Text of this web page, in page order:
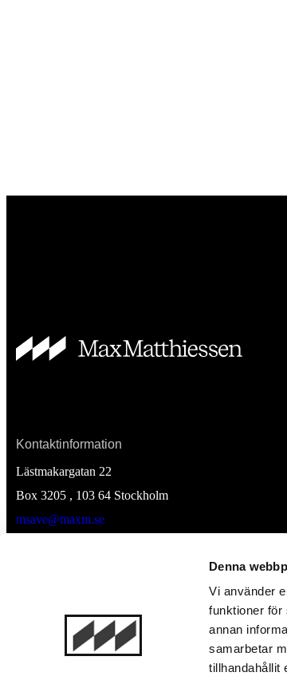
Denna
Vi använder
funktioner för
annan
samarbetar
tillhandahållit
Kontaktinformation
Lästmakargatan 22
Box 3205 , 103 64 Stockholm
msave@maxm.se